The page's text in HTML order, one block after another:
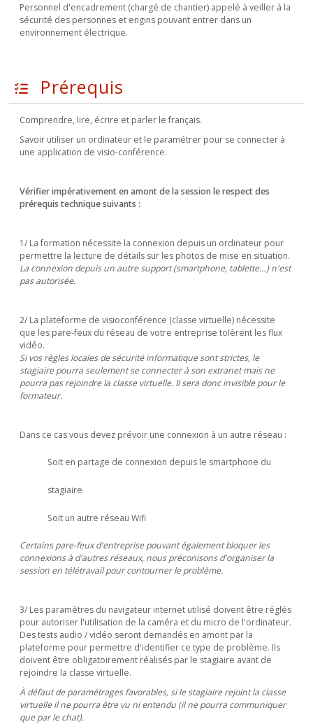
Personnel d'encadrement (chargé de chantier) appelé à veiller à la
sécurité des personnes et engins pouvant entrer dans un
environnement électrique.
Prérequis
Comprendre, lire, écrire et parler le français.
Savoir utiliser un ordinateur et le paramétrer pour se connecter à
une application de visio-conférence.
Vérifier impérativement en amont de la session le respect des
prérequis technique suivants :
1/ La formation nécessite la connexion depuis un ordinateur pour
permettre la lecture de détails sur les photos de mise en situation.
La connexion depuis un autre support (smartphone, tablette…) n'est
pas autorisée.
2/ La plateforme de visioconférence (classe virtuelle) nécessite
que les pare-feux du réseau de votre entreprise tolèrent les flux
vidéo.
Si vos règles locales de sécurité informatique sont strictes, le
stagiaire pourra seulement se connecter à son extranet mais ne
pourra pas rejoindre la classe virtuelle. Il sera donc invisible pour le
formateur.
Dans ce cas vous devez prévoir une connexion à un autre réseau :
Soit en partage de connexion depuis le smartphone du
stagiaire
Soit un autre réseau Wifi
Certains pare-feux d'entreprise pouvant également bloquer les
connexions à d'autres réseaux, nous préconisons d'organiser la
session en télétravail pour contourner le problème.
3/ Les paramètres du navigateur internet utilisé doivent être réglés
pour autoriser l'utilisation de la caméra et du micro de l'ordinateur.
Des tests audio / vidéo seront demandés en amont par la
plateforme pour permettre d'identifier ce type de problème. Ils
doivent être obligatoirement réalisés par le stagiaire avant de
rejoindre la classe virtuelle.
À défaut de paramétrages favorables, si le stagiaire rejoint la classe
virtuelle il ne pourra être vu ni entendu (il ne pourra communiquer
que par le chat).